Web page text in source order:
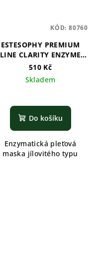
ESTESOPHY PREMIUM
LINE CLARITY ENZYME
PACK FACE - 12ks
510 Kč
Skladem
Do košíku
Enzymatická pleťová
maska jílovitého typu
KÓD: 80760